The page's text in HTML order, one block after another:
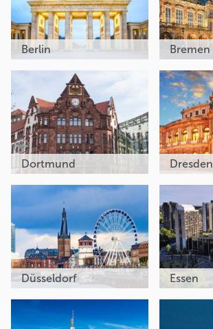
Berlin Bremen
Dortmund Dresden
Düsseldorf Essen